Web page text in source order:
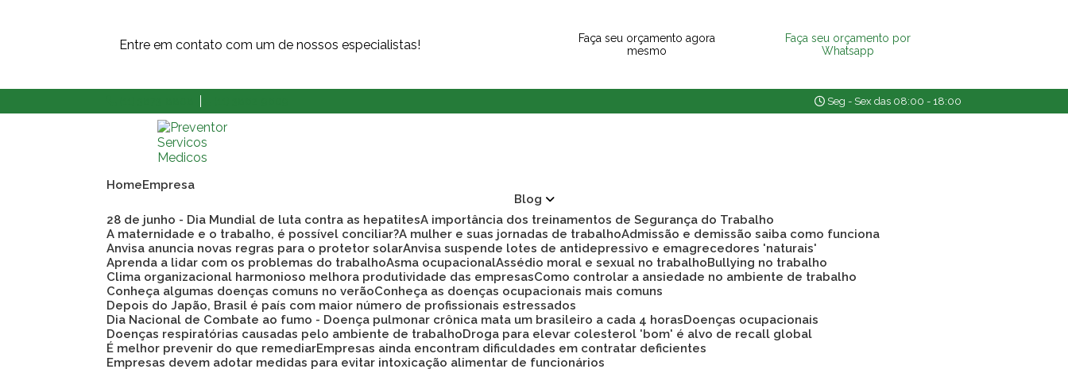
Entre em contato com um de nossos especialistas!
Faça seu orçamento agora
mesmo
Faça seu orçamento por
Whatsapp
Seg - Sex das 08:00 - 18:00
Home
Empresa
Blog
28 de junho - Dia Mundial de luta contra as hepatites
A importância dos treinamentos de Segurança do Trabalho
A maternidade e o trabalho, é possível conciliar?
A mulher e suas jornadas de trabalho Admissão e demissão saiba como funciona
Anvisa anuncia novas regras para o protetor solar Anvisa suspende lotes de antidepressivo e emagrecedores 'naturais'
Aprenda a lidar com os problemas do trabalho Asma ocupacional Assédio moral e sexual no trabalho
Bullying no trabalho
Clima organizacional harmonioso melhora produtividade das empresas
Como controlar a ansiedade no ambiente de trabalho
Conheça algumas doenças comuns no verão
Conheça as doenças ocupacionais mais comuns
Depois do Japão, Brasil é país com maior número de profissionais estressados
Dia Nacional de Combate ao fumo - Doença pulmonar crônica mata um brasileiro a cada 4 horas
Doenças ocupacionais
Doenças respiratórias causadas pelo ambiente de trabalho
Droga para elevar colesterol 'bom' é alvo de recall global
É melhor prevenir do que remediar Empresas ainda encontram dificuldades em contratar deficientes
Empresas devem adotar medidas para evitar intoxicação alimentar de funcionários